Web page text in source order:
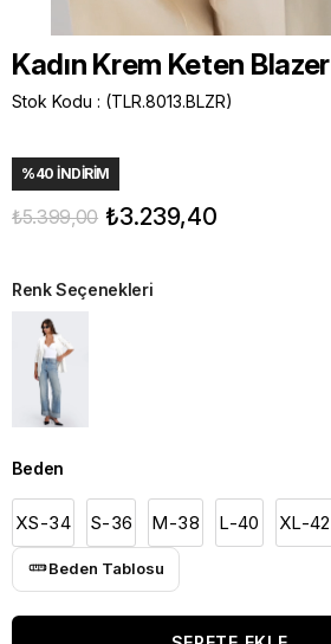
Kadın Krem Keten Blazer
Stok Kodu (TLR.8013.BLZR)
%40 İNDIRIM
₺5.399,00 ₺3.239,40
Renk Seçenekleri
Beden
XS-34 S-36 M-38 L-40 XL-42
Beden Tablosu